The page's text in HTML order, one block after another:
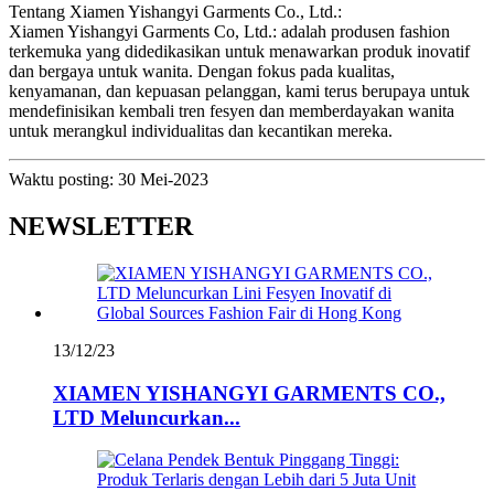
Tentang Xiamen Yishangyi Garments Co., Ltd.:
Xiamen Yishangyi Garments Co, Ltd.: adalah produsen fashion
terkemuka yang didedikasikan untuk menawarkan produk inovatif
dan bergaya untuk wanita. Dengan fokus pada kualitas,
kenyamanan, dan kepuasan pelanggan, kami terus berupaya untuk
mendefinisikan kembali tren fesyen dan memberdayakan wanita
untuk merangkul individualitas dan kecantikan mereka.
Waktu posting: 30 Mei-2023
NEWSLETTER
13/12/23
XIAMEN YISHANGYI GARMENTS CO.,
LTD Meluncurkan...